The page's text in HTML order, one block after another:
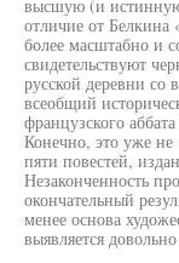
высшую (и
отличие от
более масштабно и
свидетельствуют
русской деревни со
всеобщий
французского
Конечно, это уже
пяти повестей,
Незаконченность
окончательный
менее основа
выявляется